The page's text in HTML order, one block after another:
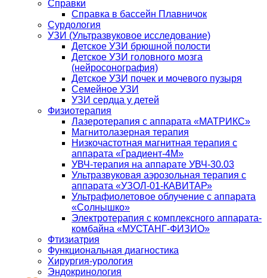
Справки
Справка в бассейн Плавничок
Сурдология
УЗИ (Ультразвуковое исследование)
Детское УЗИ брюшной полости
Детское УЗИ головного мозга
(нейросонография)
Детское УЗИ почек и мочевого пузыря
Семейное УЗИ
УЗИ сердца у детей
Физиотерапия
Лазеротерапия с аппарата «МАТРИКС»
Магнитолазерная терапия
Низкочастотная магнитная терапия с
аппарата «Градиент-4М»
УВЧ-терапия на аппарате УВЧ-30.03
Ультразвуковая аэрозольная терапия с
аппарата «УЗОЛ-01-КАВИТАР»
Ультрафиолетовое облучение с аппарата
«Солнышко»
Электротерапия с комплексного аппарата-
комбайна «МУСТАНГ-ФИЗИО»
Фтизиатрия
Функциональная диагностика
Хирургия-урология
Эндокринология